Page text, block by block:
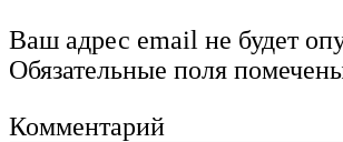
Ваш адрес email не будет
Обязательные поля
Комментарий